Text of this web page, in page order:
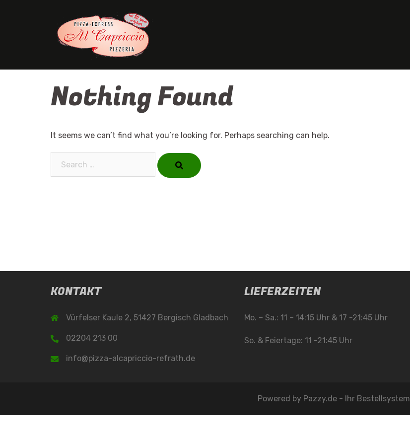
Nothing Found
It seems we can’t find what you’re looking for. Perhaps searching can help.
KONTAKT
Vürfelser Kaule 2, 51427 Bergisch Gladbach
02204 213 00
info@pizza-alcapriccio-refrath.de
LIEFERZEITEN
Mo. – Sa.: 11 – 14:15 Uhr & 17 -21:45 Uhr
So. & Feiertage: 11 -21:45 Uhr
Powered by Pazzy.de - Ihr Bestellsystem